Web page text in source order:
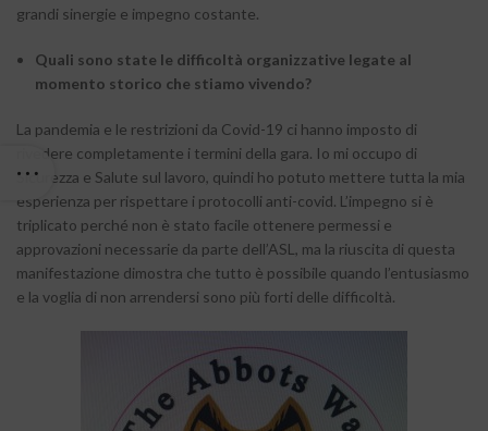
grandi sinergie e impegno costante.
Quali sono state le difficoltà organizzative legate al
momento storico che stiamo vivendo?
La pandemia e le restrizioni da Covid-19 ci hanno imposto di
rivedere completamente i termini della gara. Io mi occupo di
Sicurezza e Salute sul lavoro, quindi ho potuto mettere tutta la mia
esperienza per rispettare i protocolli anti-covid. L’impegno si è
triplicato perché non è stato facile ottenere permessi e
approvazioni necessarie da parte dell’ASL, ma la riuscita di questa
manifestazione dimostra che tutto è possibile quando l’entusiasmo
e la voglia di non arrendersi sono più forti delle difficoltà.